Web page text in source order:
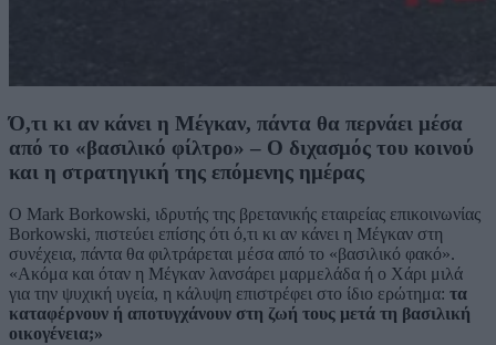
Ό,τι κι αν κάνει η Μέγκαν, πάντα θα περνάει μέσα
από το «βασιλικό φίλτρο» – Ο διχασμός του κοινού
και η στρατηγική της επόμενης ημέρας
Ο Mark Borkowski, ιδρυτής της βρετανικής εταιρείας επικοινωνίας
Borkowski, πιστεύει επίσης ότι ό,τι κι αν κάνει η Μέγκαν στη
συνέχεια, πάντα θα φιλτράρεται μέσα από το «βασιλικό φακό».
«Ακόμα και όταν η Μέγκαν λανσάρει μαρμελάδα ή ο Χάρι μιλά
για την ψυχική υγεία, η κάλυψη επιστρέφει στο ίδιο ερώτημα: τα
καταφέρνουν ή αποτυγχάνουν στη ζωή τους μετά τη βασιλική
οικογένεια;»